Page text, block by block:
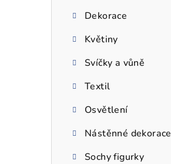
Dekorace
Květiny
Svíčky a vůně
Textil
Osvětlení
Nástěnné dekorace
Sochy figurky